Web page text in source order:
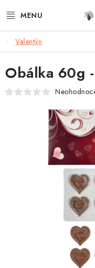
na
ESHOP
REKLAMNÍ VÝROBKY
O NÁS
FUNKČNÍ ČOKOLÁDA
Valentýn
Obálka 60g